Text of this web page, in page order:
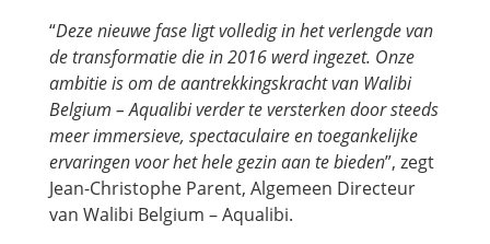
“Deze nieuwe fase ligt volledig in het verlengde van
de transformatie die in 2016 werd ingezet. Onze
ambitie is om de aantrekkingskracht van Walibi
Belgium – Aqualibi verder te versterken door steeds
meer immersieve, spectaculaire en toegankelijke
ervaringen voor het hele gezin aan te bieden”, zegt
Jean-Christophe Parent, Algemeen Directeur
van Walibi Belgium – Aqualibi.